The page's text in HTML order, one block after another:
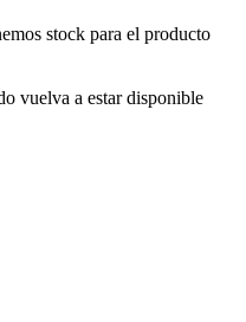
stock para el producto
vuelva a estar disponible